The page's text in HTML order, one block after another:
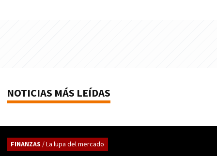
NOTICIAS MÁS LEÍDAS
FINANZAS / La lupa del mercado